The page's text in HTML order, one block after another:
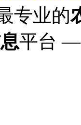
专业的
平台